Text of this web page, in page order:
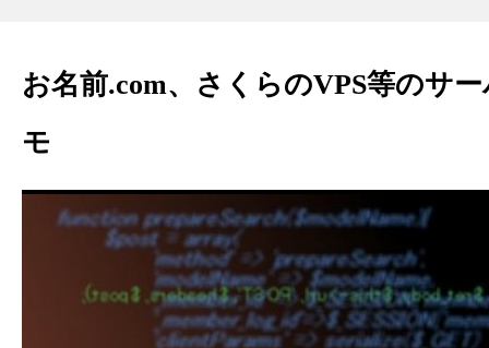
お名前.com、さくらのVPS等のサ
モ